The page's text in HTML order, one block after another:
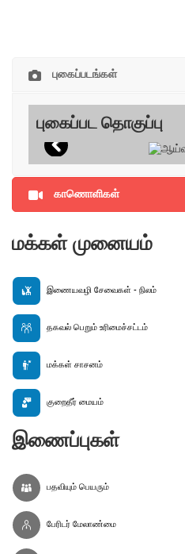
புகைப்படங்கள்
புகைப்பட தொகுப்பு
காணொளிகள்
மக்கள் முனையம்
இணையவழி சேவைகள் - நிலம்
தகவல் பெறும் உரிமைச்சட்டம்
மக்கள் சாசனம்
குறைதீர் மையம்
இணைப்புகள்
பதவியும் பெயரும்
பேரிடர் மேலாண்மை